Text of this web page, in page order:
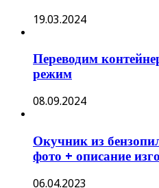
19.03.2024
Переводим
режим
08.09.2024
Окучник из
фото + описание
06.04.2023